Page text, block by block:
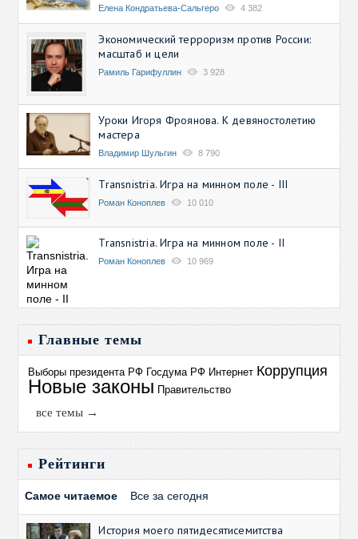
Елена Кондратьева-Сальгеро 4 382
Экономический терроризм против России:
масштаб и цели
Рамиль Гарифуллин 3 928
Уроки Игоря Фроянова. К девяностолетию
мастера
Владимир Шульгин 8 790
Transnistria. Игра на минном поле - III
Роман Коноплев 10 010
Transnistria. Игра на минном поле - II
Роман Коноплев 10 969
Главные темы
Выборы президента РФ Госдума РФ Интернет Коррупция
Новые законы Правительство
все темы →
Рейтинги
Самое читаемое Все за сегодня
История моего пятидесятисемитства